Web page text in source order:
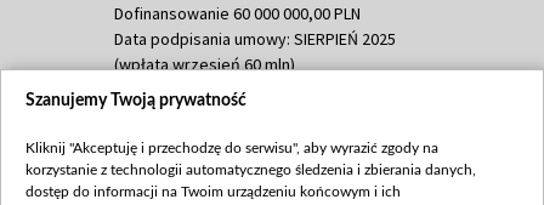
Dofinansowanie 60 000 000,00 PLN
Data podpisania umowy: SIERPIEŃ 2025
(wpłata wrzesień 60 mln)
Dofinansowanie 635 783 051,21 PLN
(wpłata wrzesień 100 mln, październik 350
mln, listopad 265 mln)
Szanujemy Twoją prywatność
Kliknij "Akceptuję i przechodzę do serwisu", aby wyrazić zgody na
korzystanie z technologii automatycznego śledzenia i zbierania danych,
dostęp do informacji na Twoim urządzeniu końcowym i ich